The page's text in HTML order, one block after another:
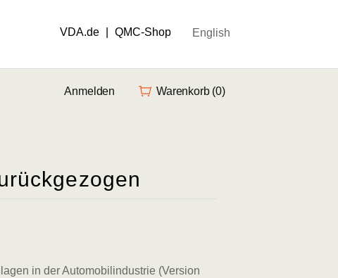
VDA.de QMC-Shop English
Anmelden Warenkorb (0)
in der Automobilindustrie (Version